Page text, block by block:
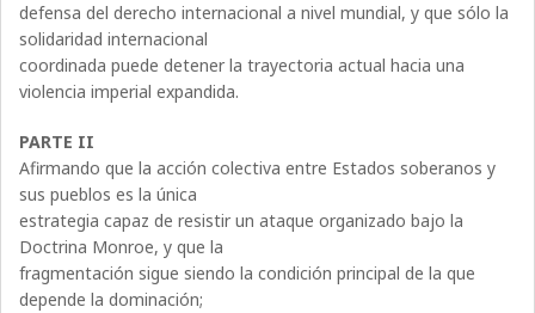
defensa del derecho internacional a nivel mundial, y que sólo la
solidaridad internacional
coordinada puede detener la trayectoria actual hacia una
violencia imperial expandida.
PARTE II
Afirmando que la acción colectiva entre Estados soberanos y
sus pueblos es la única
estrategia capaz de resistir un ataque organizado bajo la
Doctrina Monroe, y que la
fragmentación sigue siendo la condición principal de la que
depende la dominación;